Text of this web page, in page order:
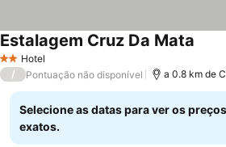
2 Estrelas
Hotel
Estalagem Cruz Da Mata
/ Pontuação não disponível a 0.8 km de
Selecione as datas para ver os preços
exatos.